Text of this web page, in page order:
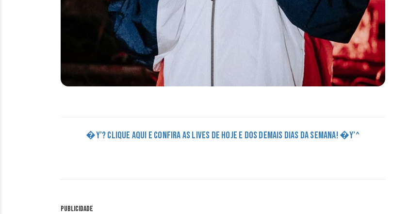
�Y’? CLIQUE AQUI E CONFIRA AS LIVES DE HOJE E DOS DEMAIS DIAS DA SEMANA! �Y’^
Publicidade